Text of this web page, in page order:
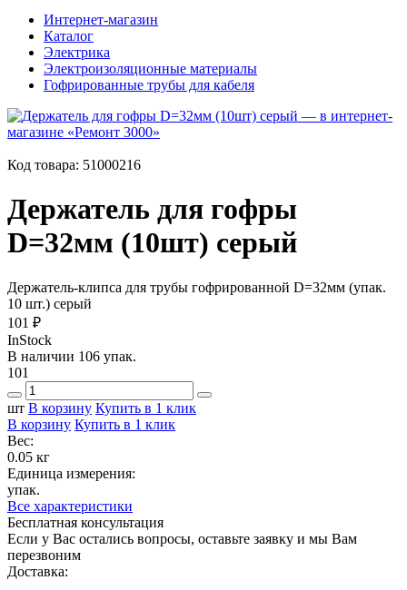
Интернет-магазин
Каталог
Электрика
Электроизоляционные материалы
Гофрированные трубы для кабеля
Код товара: 51000216
Держатель для гофры
D=32мм (10шт) серый
Держатель-клипса для трубы гофрированной D=32мм (упак.
10 шт.) серый
101 ₽
InStock
В наличии 106 упак.
101
шт В корзину Купить в 1 клик
В корзину Купить в 1 клик
Вес:
0.05 кг
Единица измерения:
упак.
Все характеристики
Бесплатная консультация
Если у Вас остались вопросы, оставьте заявку и мы Вам
перезвоним
Доставка: